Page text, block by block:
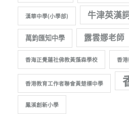
漢華中學(小學部) 牛津英漢
萬鈞匯知中學 露雲娜老師
香海正覺蓮社佛教黃藻森學校 香
香港教育工作者聯會黃楚標中學
鳳溪創新小學